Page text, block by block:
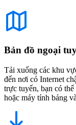
Bản đồ ngoại
Tải xuống các khu
đến nơi có Internet
trực tuyến, bạn có
hoặc máy tính bảng